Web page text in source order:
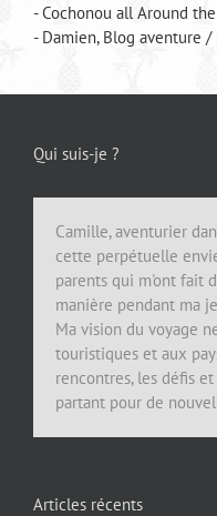
- Cochonou all Around
- Damien, Blog aventure /
Qui suis-je ?
Camille, aventurier
cette perpétuelle
parents qui m'ont fait
manière pendant ma
Ma vision du voyage
touristiques et aux
rencontres, les défis
partant pour de
Articles récents